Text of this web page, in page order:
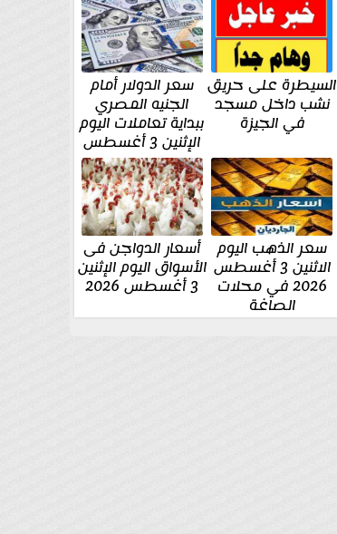
السيطرة على حريق
نشب داخل مسجد
في الجيزة
سعر الدولار أمام
الجنيه المصري
ببداية تعاملات اليوم
الإثنين 3 أغسطس
سعر الذهب اليوم
الاثنين 3 أغسطس
2026 في محلات
الصاغة
أسعار الدواجن فى
الأسواق اليوم الإثنين
3 أغسطس 2026